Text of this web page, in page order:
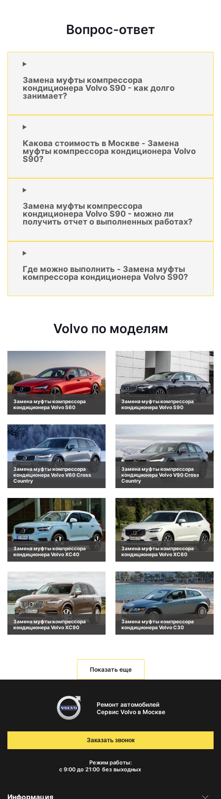
Вопрос-ответ
Замена муфты компрессора
кондиционера Volvo S90 - как долго
занимает?
Какова стоимость в Москве - Замена
муфты компрессора кондиционера Volvo
S90?
Замена муфты компрессора
кондиционера Volvo S90 - можно ли
получить отчет о выполненных работах?
Где можно выполнить - Замена муфты
компрессора кондиционера Volvo S90?
Volvo по моделям
Замена муфты компрессора
кондиционера Volvo S60
Замена муфты компрессора
кондиционера Volvo S90
Замена муфты компрессора
кондиционера Volvo V60 Cross
Country
Замена муфты компрессора
кондиционера Volvo V90 Cross
Country
Замена муфты компрессора
кондиционера Volvo XC40
Замена муфты компрессора
кондиционера Volvo XC60
Замена муфты компрессора
кондиционера Volvo XC90
Замена муфты компрессора
кондиционера Volvo C30
Показать еще
Ремонт автомобилей
Сервис Volvo в Москве
Режим работы:
с 9:00 до 21:00 без выходных
Заказать звонок
Информация